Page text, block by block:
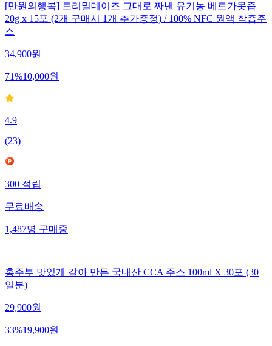
[만원의행복] 트리밀데이즈 그대로 짜낸 유기농 베르가못즙
20g x 15포 (2개 구매시 1개 추가증정) / 100% NFC 원액 착즙주
스
34,900원
71%10,000원
4.9
(23)
300 적립
무료배송
1,487명 구매중
홍주부 맛있게 갈아 만든 국내산 CCA 주스 100ml X 30포 (30
일분)
29,900원
33%19,900원